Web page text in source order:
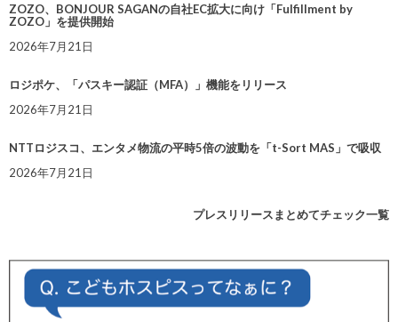
ZOZO、BONJOUR SAGANの自社EC拡大に向け「Fulfillment by
ZOZO」を提供開始
2026年7月21日
ロジポケ、「パスキー認証（MFA）」機能をリリース
2026年7月21日
NTTロジスコ、エンタメ物流の平時5倍の波動を「t-Sort MAS」で吸収
2026年7月21日
プレスリリースまとめてチェック一覧